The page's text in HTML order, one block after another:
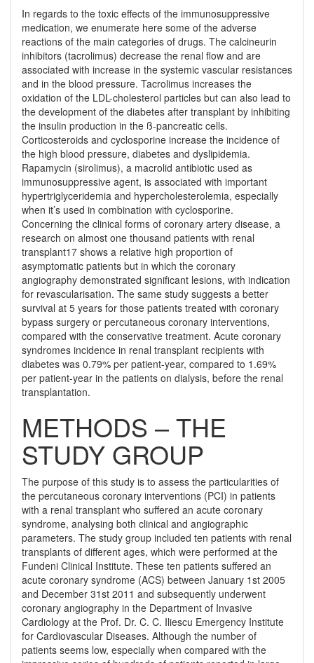
In regards to the toxic effects of the immunosuppressive
medication, we enumerate here some of the adverse
reactions of the main categories of drugs. The calcineurin
inhibitors (tacrolimus) decrease the renal flow and are
associated with increase in the systemic vascular resistances
and in the blood pressure. Tacrolimus increases the
oxidation of the LDL-cholesterol particles but can also lead to
the development of the diabetes after transplant by inhibiting
the insulin production in the ß-pancreatic cells.
Corticosteroids and cyclosporine increase the incidence of
the high blood pressure, diabetes and dyslipidemia.
Rapamycin (sirolimus), a macrolid antibiotic used as
immunosuppressive agent, is associated with important
hypertriglyceridemia and hypercholesterolemia, especially
when it’s used in combination with cyclosporine.
Concerning the clinical forms of coronary artery disease, a
research on almost one thousand patients with renal
transplant17 shows a relative high proportion of
asymptomatic patients but in which the corona­ry
angiography demonstrated significant lesions, with indication
for revascularisation. The same study sug­gests a better
survival at 5 years for those patients treated with coronary
bypass surgery or percutaneous coronary interventions,
compared with the conservative treatment. Acute coronary
syndromes incidence in renal transplant recipients with
diabetes was 0.79% per patient-year, compared to 1.69%
per patient-year in the patients on dialysis, before the renal
transplantation.
METHODS – THE
STUDY GROUP
The purpose of this study is to assess the particularities of
the percutaneous coronary interventions (PCI) in patients
with a renal transplant who suffered an acute coronary
syndrome, analysing both clinical and angiographic
parameters. The study group included ten patients with renal
transplants of different ages, which were performed at the
Fundeni Clinical Institute. These ten patients suffered an
acute coronary syndrome (ACS) between January 1st 2005
and December 31st 2011 and subsequently underwent
coronary angiography in the Department of Invasive
Cardiology at the Prof. Dr. C. C. Iliescu Emergency Institute
for Cardiovascular Diseases. Although the number of
patients seems low, especially when compared with the